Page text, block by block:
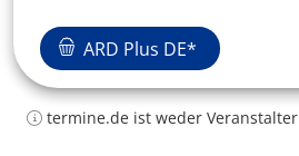
ARD Plus DE*
termine.de ist weder